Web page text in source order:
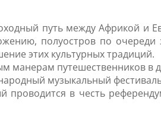
путь между Африкой и
полуостров по
этих культурных традиций.
манерам путешественников в
музыкальный
проводится в честь